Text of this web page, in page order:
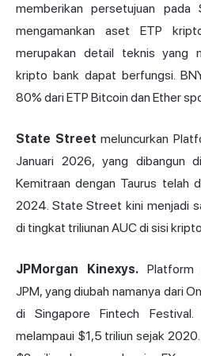
memberikan persetujuan
mengamankan aset ETP
merupakan detail teknis yang
kripto bank dapat berfungsi.
80% dari ETP Bitcoin dan Ether
State Street meluncurkan
Januari 2026, yang dibangun
Kemitraan dengan Taurus telah
2024. State Street kini menjadi
di tingkat triliunan AUC di sisi
JPMorgan Kinexys.Platform
JPM, yang diubah namanya dari
di Singapore Fintech
melampaui $1,5 triliun sejak